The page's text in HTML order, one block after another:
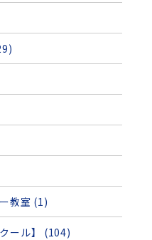
教室 (1)
ール】 (104)